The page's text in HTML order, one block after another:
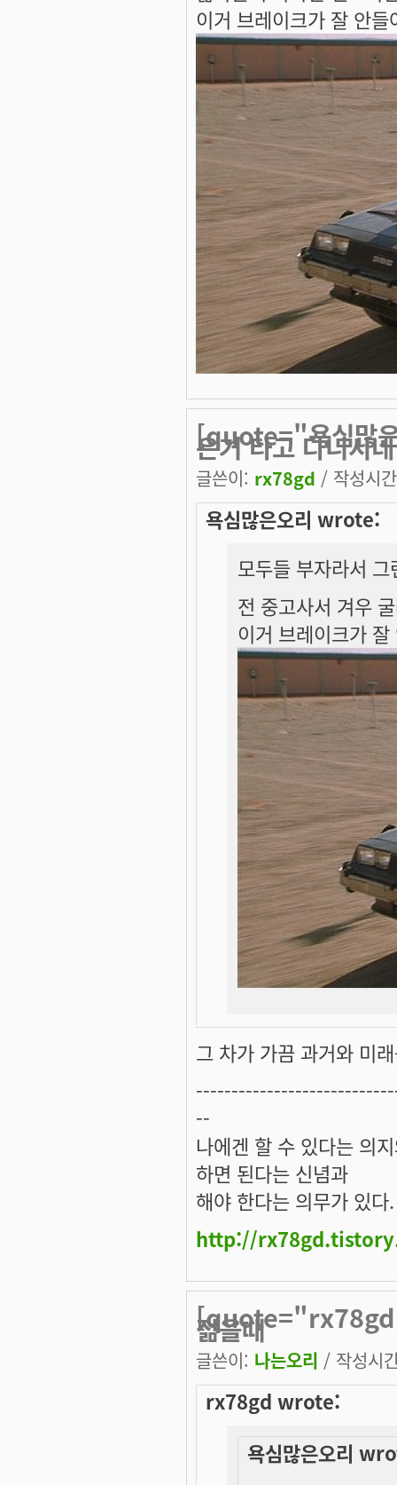
이거 브레이크가 잘 안
[quote="욕심많
은거 타고 다니시네
글쓴이: rx78gd / 작성시
욕심많은오리 wrote:
모두들 부자라서
전 중고사서 겨우
이거 브레이크가
그 차가 가끔 과거와 미
--
나에겐 할 수 있다는 의
하면 된다는 신념과
해야 한다는 의무가 있다.
http://
젊을때
글쓴이: 나는오리 / 작성시
rx78gd wrote:
욕심많은오리